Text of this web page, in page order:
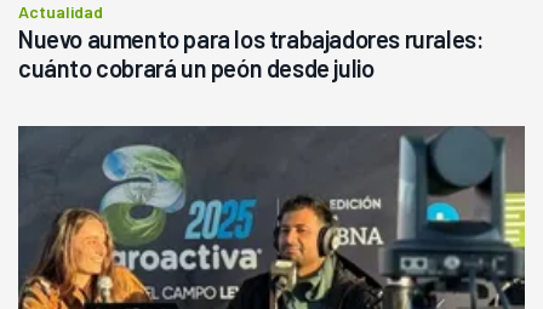
Actualidad
Nuevo aumento para los trabajadores rurales:
cuánto cobrará un peón desde julio